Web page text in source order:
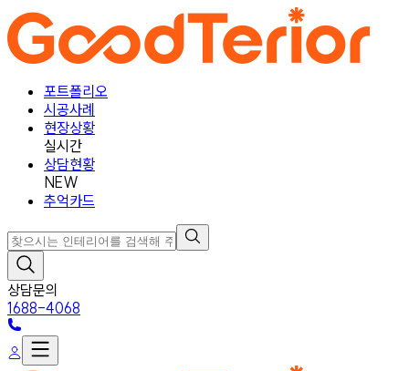
포트폴리오
시공사례
현장상황
실시간
상담현황
NEW
추억카드
상담문의
1688-4068